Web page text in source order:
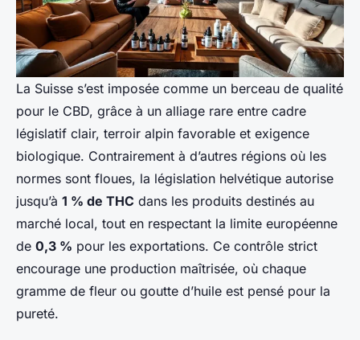
La Suisse s’est imposée comme un berceau de qualité
pour le CBD, grâce à un alliage rare entre cadre
législatif clair, terroir alpin favorable et exigence
biologique. Contrairement à d’autres régions où les
normes sont floues, la législation helvétique autorise
jusqu’à 1 % de THC dans les produits destinés au
marché local, tout en respectant la limite européenne
de 0,3 % pour les exportations. Ce contrôle strict
encourage une production maîtrisée, où chaque
gramme de fleur ou goutte d’huile est pensé pour la
pureté.